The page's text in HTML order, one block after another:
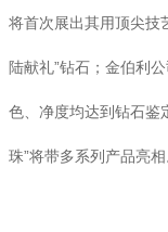
将首次展出其用顶尖技
陆献礼”钻石；金伯利
色、净度均达到钻石鉴
珠”将带多系列产品亮